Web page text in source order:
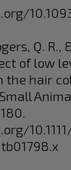
Q. R.,
of low
the hair